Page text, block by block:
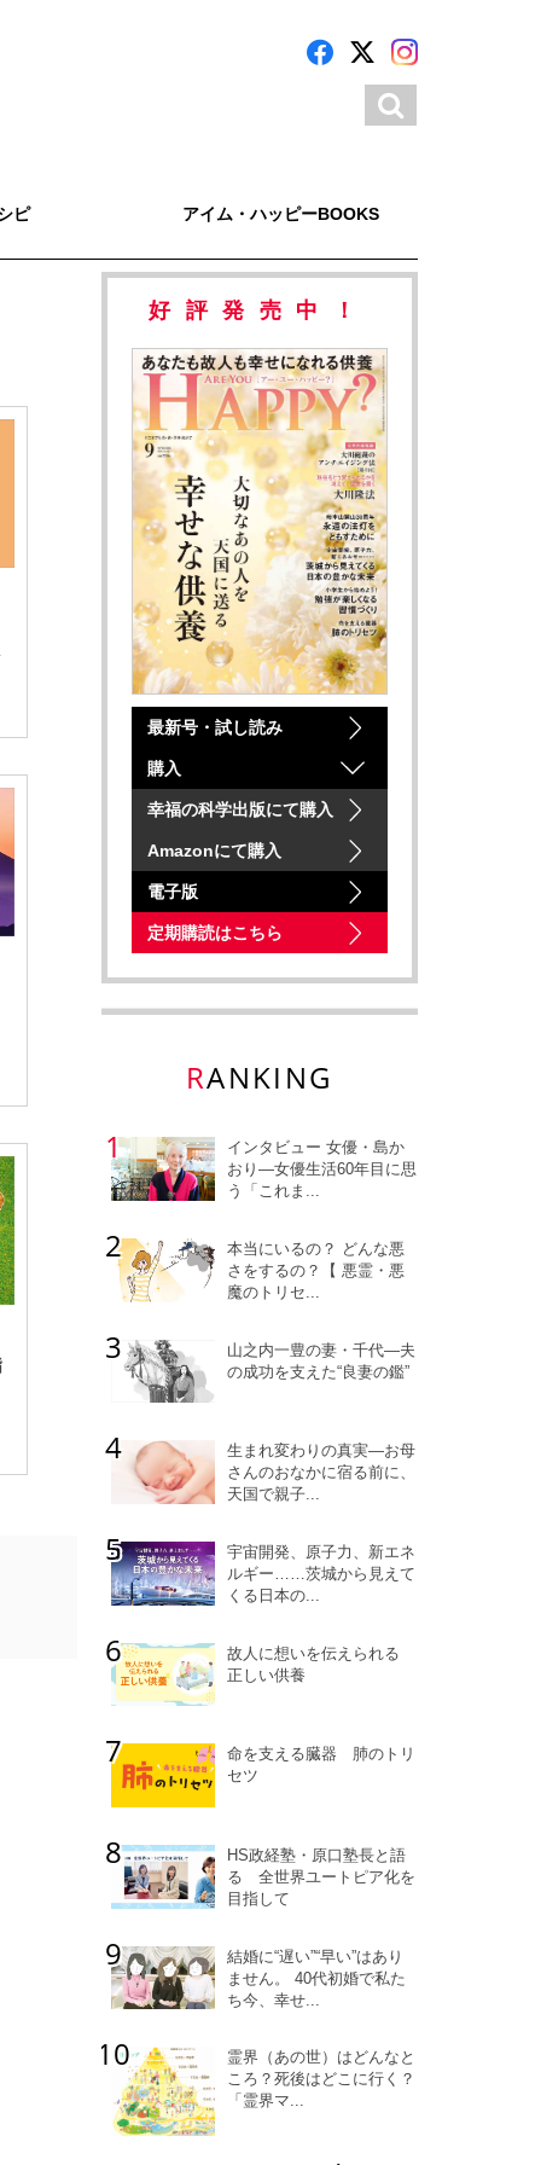
ピ アイム・ハッピーBOOKS
好評発売中！
最新号・試し読み
購入
幸福の科学出版にて購入
Amazonにて購入
電子版
定期購読はこちら
RANKING
インタビュー 女優・島か
おり―女優生活60年目に思
う「これま...
本当にいるの？ どんな悪
さをするの？【 悪霊・悪
魔のトリセ...
山之内一豊の妻・千代―夫
の成功を支えた“良妻の鑑”
生まれ変わりの真実―お母
さんのおなかに宿る前に、
天国で親子...
宇宙開発、原子力、新エネ
ルギー……茨城から見えて
くる日本の...
故人に想いを伝えられる
正しい供養
命を支える臓器 肺のトリ
セツ
HS政経塾・原口塾長と語
る 全世界ユートピア化を
目指して
結婚に“遅い”“早い”はあり
ません。 40代初婚で私た
ち今、幸せ...
霊界（あの世）はどんなと
ころ？死後はどこに行く？
「霊界マ...